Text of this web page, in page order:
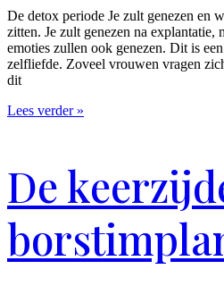
De detox periode Je zult genezen en
zitten. Je zult genezen na explantatie,
emoties zullen ook genezen. Dit is
zelfliefde. Zoveel vrouwen vragen
dit
Lees verder »
De